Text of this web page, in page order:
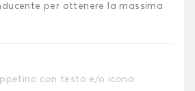
per ottenere la massima
con testo e/o icona